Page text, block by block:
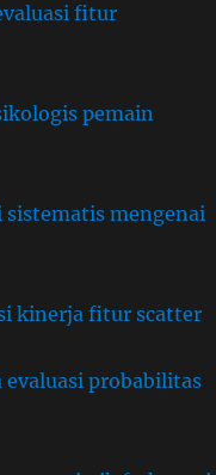
fitur
pemain
sistematis mengenai
kinerja fitur scatter
probabilitas